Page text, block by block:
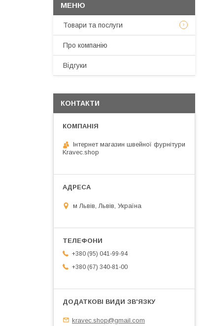
Товари та послуги
Про компанію
Відгуки
КОНТАКТИ
Інтернет магазин швейної фурнітури
Kravec.shop
м Львів, Львів, Україна
+380 (95) 041-99-94
+380 (67) 340-81-00
kravec.shop@gmail.com